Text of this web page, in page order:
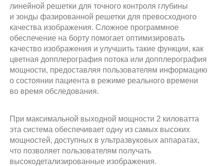
линейной решетки для точного контроля глубины
и зонды фазированной решетки для превосходного
качества изображения. Сложное программное
обеспечение на борту помогает оптимизировать
качество изображения и улучшить такие функции, как
цветная допплерография потока или допплерография
мощности, предоставляя пользователям информацию
о состоянии пациента в режиме реального времени
во время обследования.
При максимальной выходной мощности 2 киловатта
эта система обеспечивает одну из самых высоких
мощностей, доступных в ультразвуковых аппаратах,
что позволяет пользователям получать
высокодетализированные изображения.